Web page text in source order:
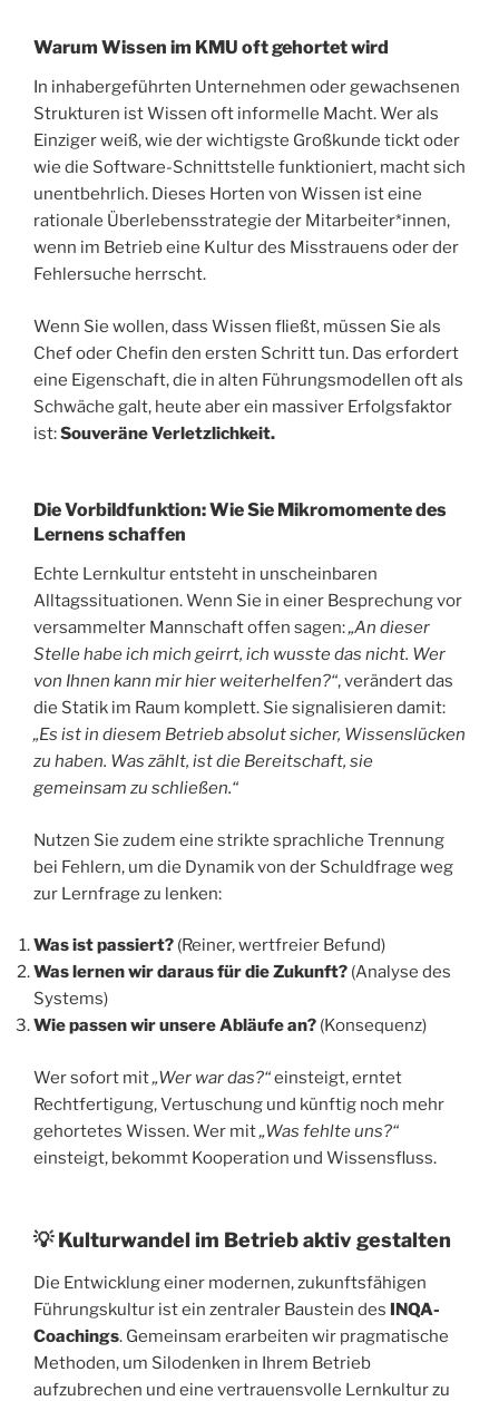
Warum Wissen im KMU oft gehortet wird
In inhabergeführten Unternehmen oder gewachsenen
Strukturen ist Wissen oft informelle Macht. Wer als
Einziger weiß, wie der wichtigste Großkunde tickt oder
wie die Software-Schnittstelle funktioniert, macht sich
unentbehrlich. Dieses Horten von Wissen ist eine
rationale Überlebensstrategie der Mitarbeiter*innen,
wenn im Betrieb eine Kultur des Misstrauens oder der
Fehlersuche herrscht.
Wenn Sie wollen, dass Wissen fließt, müssen Sie als
Chef oder Chefin den ersten Schritt tun. Das erfordert
eine Eigenschaft, die in alten Führungsmodellen oft als
Schwäche galt, heute aber ein massiver Erfolgsfaktor
ist:Souveräne Verletzlichkeit.
Die Vorbildfunktion: Wie Sie Mikromomente des
Lernens schaffen
Echte Lernkultur entsteht in unscheinbaren
Alltagssituationen. Wenn Sie in einer Besprechung vor
versammelter Mannschaft offen sagen:„An dieser
Stelle habe ich mich geirrt, ich wusste das nicht. Wer
von Ihnen kann mir hier weiterhelfen?“, verändert das
die Statik im Raum komplett. Sie signalisieren damit:
„Es ist in diesem Betrieb absolut sicher, Wissenslücken
zu haben. Was zählt, ist die Bereitschaft, sie
gemeinsam zu schließen.“
Nutzen Sie zudem eine strikte sprachliche Trennung
bei Fehlern, um die Dynamik von der Schuldfrage weg
zur Lernfrage zu lenken:
Was ist passiert? (Reiner, wertfreier Befund)
Was lernen wir daraus für die Zukunft? (Analyse des
Systems)
Wie passen wir unsere Abläufe an? (Konsequenz)
Wer sofort mit„Wer war das?“einsteigt, erntet
Rechtfertigung, Vertuschung und künftig noch mehr
gehortetes Wissen. Wer mit„Was fehlte uns?“
einsteigt, bekommt Kooperation und Wissensfluss.
💡 Kulturwandel im Betrieb aktiv gestalten
Die Entwicklung einer modernen, zukunftsfähigen
Führungskultur ist ein zentraler Baustein des INQA-
Coachings. Gemeinsam erarbeiten wir pragmatische
Methoden, um Silodenken in Ihrem Betrieb
aufzubrechen und eine vertrauensvolle Lernkultur zu